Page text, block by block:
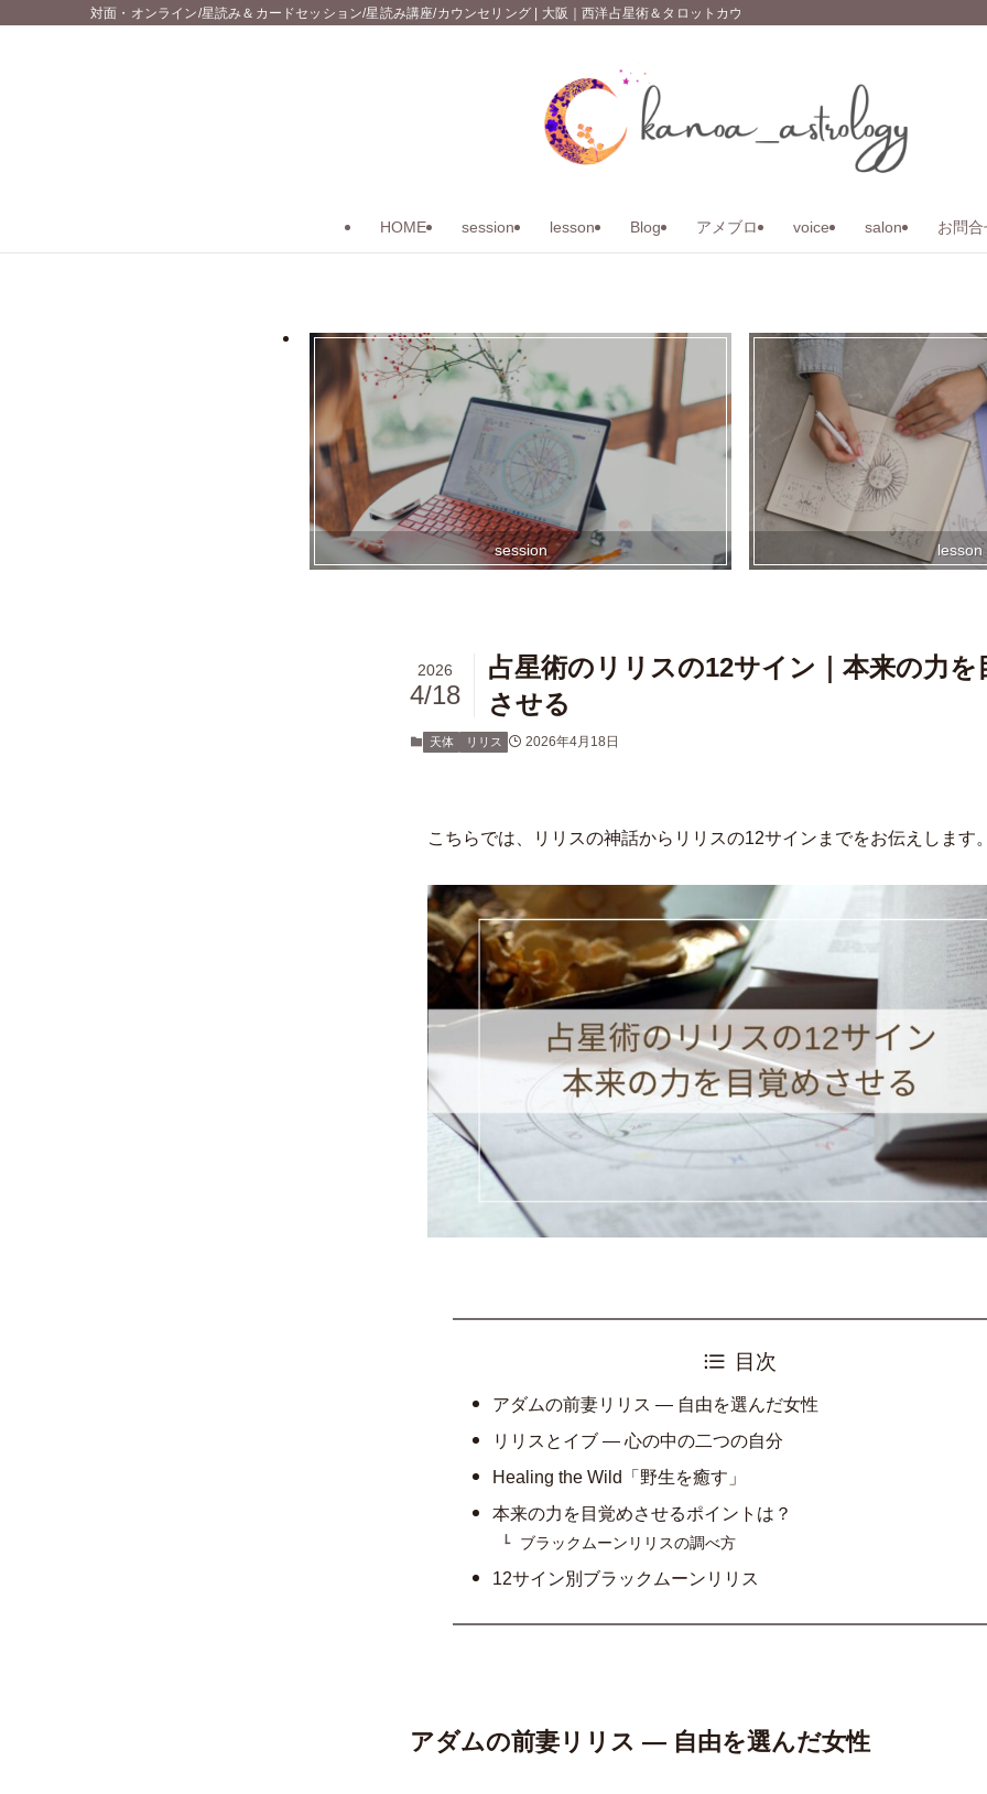
対面・オンライン/星読み＆カードセッション/星読み講座/カウンセリング | 大阪｜西洋占星術＆タロットカウンセリング｜kanoa_astrology｜
HOME session lesson Blog アメブロ voice salon お問合
session lesson
占星術のリリスの12サイン｜本来の力を
させる
2026
4/18
天体 リリス 2026年4月18日
こちらでは、リリスの神話からリリスの12サインまでをお伝えします
目次
アダムの前妻リリス ― 自由を選んだ女性
リリスとイブ ― 心の中の二つの自分
Healing the Wild「野生を癒す」
本来の力を目覚めさせるポイントは？
ブラックムーンリリスの調べ方
12サイン別ブラックムーンリリス
アダムの前妻リリス ― 自由を選んだ女性